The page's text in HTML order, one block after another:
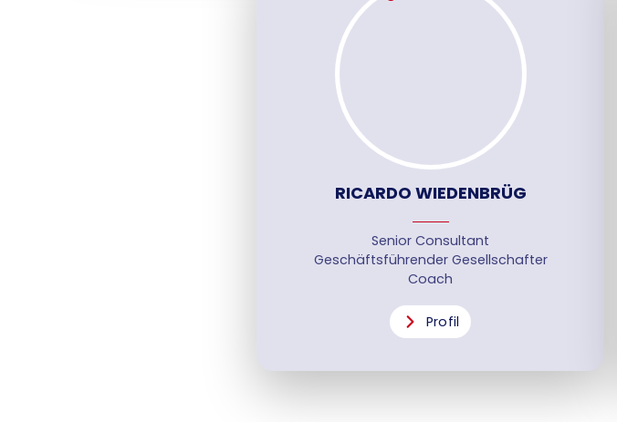
RICARDO WIEDENBRÜG
Senior Consultant
Geschäftsführender Gesellschafter
Coach
Profil